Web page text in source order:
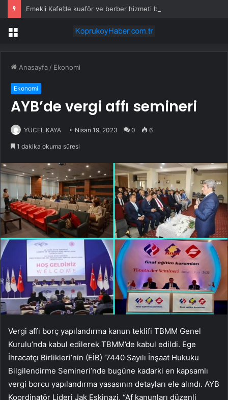
Emekli Kafe’de kuaför ve berber hizmeti başladı
Menü
Anasayfa / Ekonomi
Ekonomi
AYB’de vergi affı semineri
YÜCEL KAYA Nisan 19, 2023 0 6
1 dakika okuma süresi
Vergi affı borç yapılandırma kanun teklifi TBMM Genel
Kurulu’nda kabul edilerek TBMM’de kabul edildi. Ege
İhracatçı Birlikleri’nin (EİB) ‘7440 Sayılı İnşaat Hukuku
Bilgilendirme Semineri’nde bugüne kadarki en kapsamlı
vergi borcu yapılandırma yasasının detayları ele alındı. AYB
Koordinatör Lideri Jak Eskinazi, “Af kanunları düzenli